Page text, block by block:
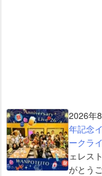
2026年
年記念
ークラ
ェレス
がとう